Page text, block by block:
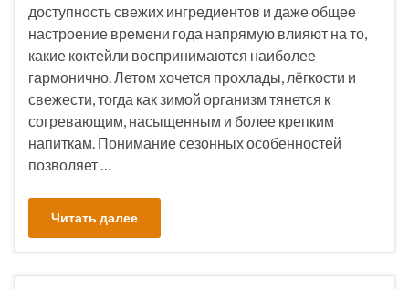
доступность свежих ингредиентов и даже общее
настроение времени года напрямую влияют на то,
какие коктейли воспринимаются наиболее
гармонично. Летом хочется прохлады, лёгкости и
свежести, тогда как зимой организм тянется к
согревающим, насыщенным и более крепким
напиткам. Понимание сезонных особенностей
позволяет …
Читать далее